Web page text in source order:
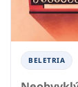
BELETRIA